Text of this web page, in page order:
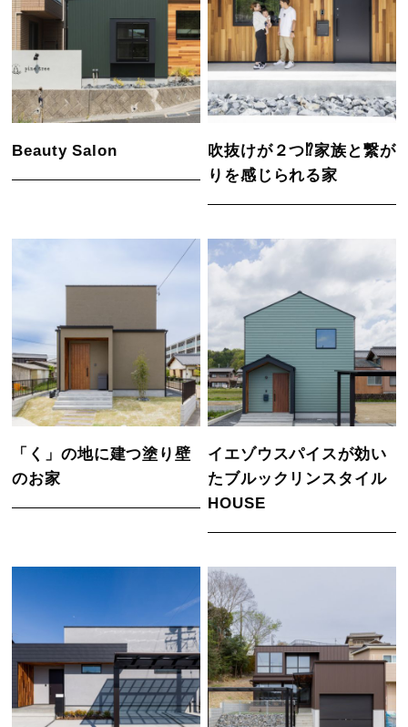
Beauty Salon
吹抜けが２つ⁉家族と繋が
りを感じられる家
「く」の地に建つ塗り壁
のお家
イエゾウスパイスが効い
たブルックリンスタイル
HOUSE